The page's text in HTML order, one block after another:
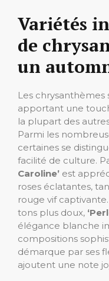
Variétés
de
un
Les chrysanthèmes
apportant une
la plupart des
Parmi les
certaines se
facilité de culture.
Caroline’ est
roses éclatantes,
rouge vif
tons plus doux,
élégance blanche
compositions
démarque par ses
ajoutent une note